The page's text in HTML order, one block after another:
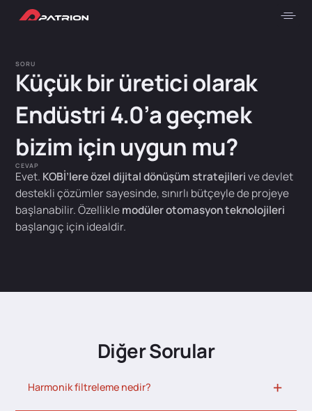
SORU
Küçük bir üretici olarak
Endüstri 4.0’a geçmek
bizim için uygun mu?
CEVAP
Evet. KOBİ’lere özel dijital dönüşüm stratejilerive devlet
destekli çözümler sayesinde, sınırlı bütçeyle de projeye
başlanabilir. Özelliklemodüler otomasyon teknolojileri
başlangıç için idealdir.
Diğer Sorular
Harmonik filtreleme nedir?